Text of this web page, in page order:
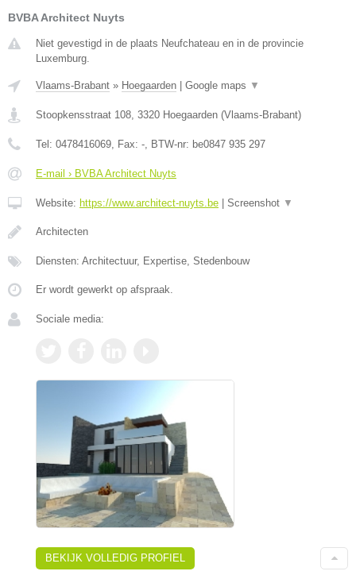
BVBA Architect Nuyts
Niet gevestigd in de plaats Neufchateau en in de provincie
Luxemburg.
Vlaams-Brabant » Hoegaarden Google maps ▼
Stoopkensstraat 108 3320 Hoegaarden (Vlaams-Brabant)
Tel: 0478416069 , Fax: - , BTW-nr: be0847 935 297
E-mail › BVBA Architect Nuyts
Website: https://www.architect-nuyts.be Screenshot ▼
Architecten
Diensten: Architectuur, Expertise, Stedenbouw
Er wordt gewerkt op afspraak.
Sociale media:
BEKIJK VOLLEDIG PROFIEL